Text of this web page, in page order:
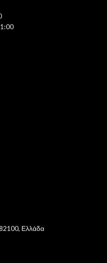
Ελλάδα